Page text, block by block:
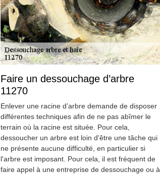
Faire un dessouchage d’arbre
11270
Enlever une racine d’arbre demande de disposer
différentes techniques afin de ne pas abîmer le
terrain où la racine est située. Pour cela,
dessoucher un arbre est loin d'être une tâche qui
ne présente aucune difficulté, en particulier si
l'arbre est imposant. Pour cela, il est fréquent de
faire appel à une entreprise de dessouchage ou à